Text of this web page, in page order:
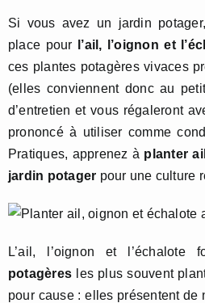
Si vous avez un jardin
place pour l’ail, l’oignon et
ces plantes potagères vivaces
(elles conviennent donc au
d’entretien et vous régaleront
prononcé à utiliser comme
Pratiques, apprenez à planter
jardin potager pour une culture
L’ail, l’oignon et l’échalote
potagères les plus souvent
pour cause : elles présentent de